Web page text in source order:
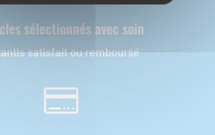
sélectionnés avec soin
satisfait ou remboursé
